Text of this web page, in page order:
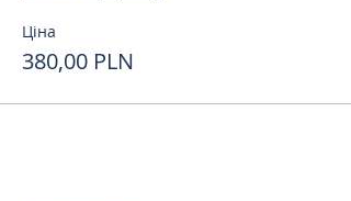
Ціна
380,00 PLN